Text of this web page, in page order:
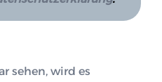
sehen, wird es